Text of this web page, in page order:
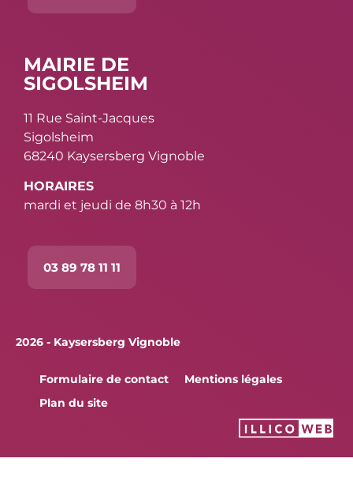
MAIRIE DE
SIGOLSHEIM
11 Rue Saint-Jacques
Sigolsheim
68240 Kaysersberg Vignoble
HORAIRES
mardi et jeudi de 8h30 à 12h
03 89 78 11 11
2026 - Kaysersberg Vignoble
Formulaire de contact
Mentions légales
Plan du site